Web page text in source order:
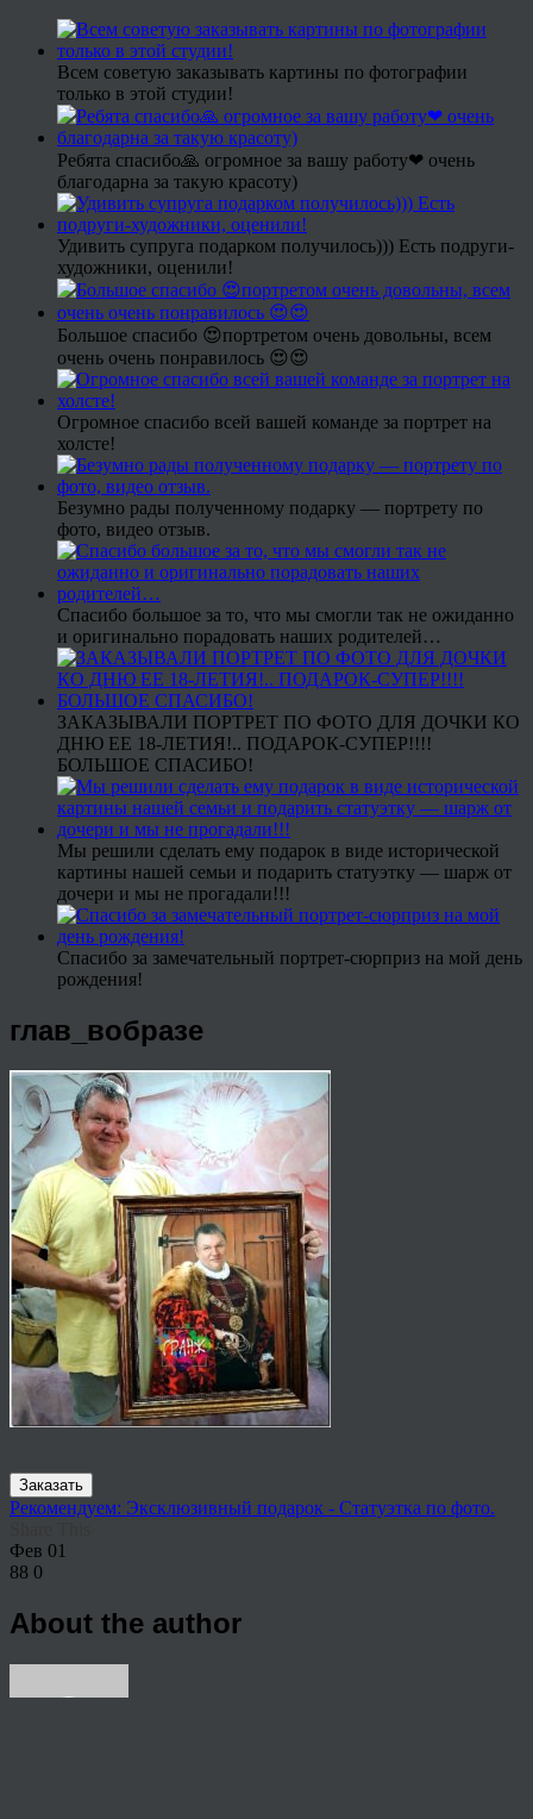
Всем советую заказывать картины по фотографии
только в этой студии!
Ребята спасибо🙏 огромное за вашу работу❤ очень
благодарна за такую красоту)
Удивить супруга подарком получилось))) Есть подруги-
художники, оценили!
Большое спасибо 😍портретом очень довольны, всем
очень очень понравилось 😍😍
Огромное спасибо всей вашей команде за портрет на
холсте!
Безумно рады полученному подарку — портрету по
фото, видео отзыв.
Спасибо большое за то, что мы смогли так не ожиданно
и оригинально порадовать наших родителей…
ЗАКАЗЫВАЛИ ПОРТРЕТ ПО ФОТО ДЛЯ ДОЧКИ КО
ДНЮ ЕЕ 18-ЛЕТИЯ!.. ПОДАРОК-СУПЕР!!!!
БОЛЬШОЕ СПАСИБО!
Мы решили сделать ему подарок в виде исторической
картины нашей семьи и подарить статуэтку — шарж от
дочери и мы не прогадали!!!
Спасибо за замечательный портрет-сюрприз на мой день
рождения!
глав_вобразе
Заказать
Рекомендуем: Эксклюзивный подарок - Статуэтка по фото.
Фев 01
88 0
About the author